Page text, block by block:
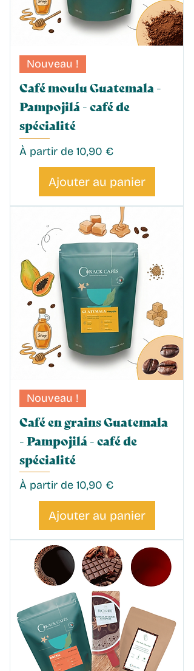
Nouveau !
Café moulu Guatemala -
Pampojilá - café de
spécialité
À partir de 10,90 €
Prix promotionnel
Ajouter au panier
Nouveau !
Café en grains Guatemala
- Pampojilá - café de
spécialité
À partir de 10,90 €
Prix promotionnel
Ajouter au panier